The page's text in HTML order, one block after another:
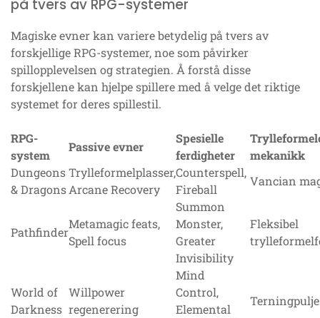
på tvers av RPG-systemer
Magiske evner kan variere betydelig på tvers av
forskjellige RPG-systemer, noe som påvirker
spillopplevelsen og strategien. Å forstå disse
forskjellene kan hjelpe spillere med å velge det riktige
systemet for deres spillestil.
RPG-
system
Passive evner
Spesielle
ferdigheter
mekanikk
Dungeons
& Dragons
Trylleformelplasser,
Arcane Recovery
Counterspell,
Fireball
Vancian
Pathfinder
Metamagic feats,
Spell focus
Summon
Monster,
Greater
Invisibility
Fleksibel
World of
Darkness
Willpower
regenerering
Mind
Control,
Elemental